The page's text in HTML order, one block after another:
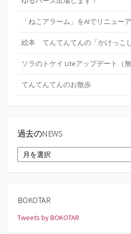
「ねこアラーム」をAIでリニュー
絵本 てんてんてんの「かけっこ
ソラのトケイ Liteアップデート（無
てんてんてんのお散歩
過去のNEWS
去
BOKOTAR
Tweets by BOKOTAR